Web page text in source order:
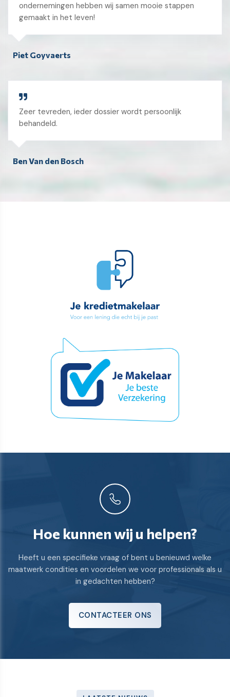
Piet Goyvaerts
ondernemingen hebben wij samen mooie stappen
gemaakt in het leven!
Ben Van den Bosch
Zeer tevreden, ieder dossier wordt persoonlijk
behandeld.
Hoe kunnen wij u helpen?
Heeft u een specifieke vraag of bent u benieuwd welke
maatwerk condities en voordelen we voor professionals als u
in gedachten hebben?
CONTACTEER ONS